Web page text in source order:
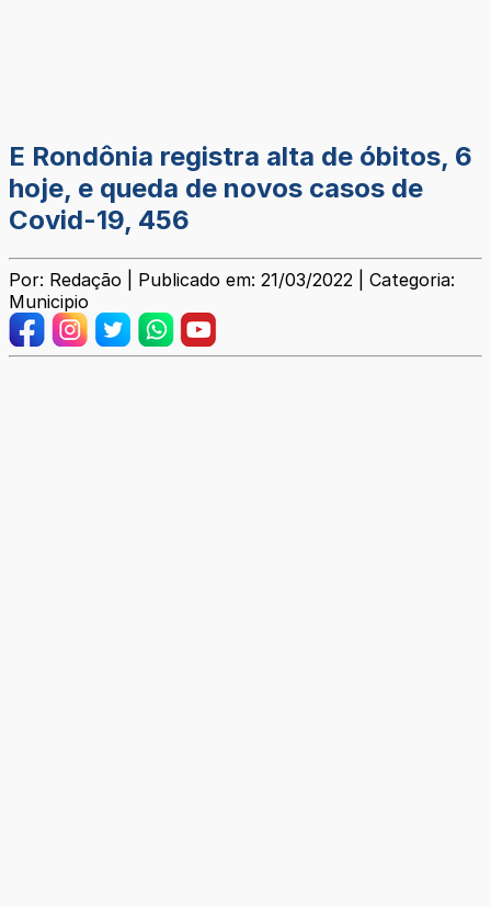
E Rondônia registra alta de óbitos, 6
hoje, e queda de novos casos de
Covid-19, 456
Por: Redação | Publicado em: 21/03/2022 | Categoria:
Municipio